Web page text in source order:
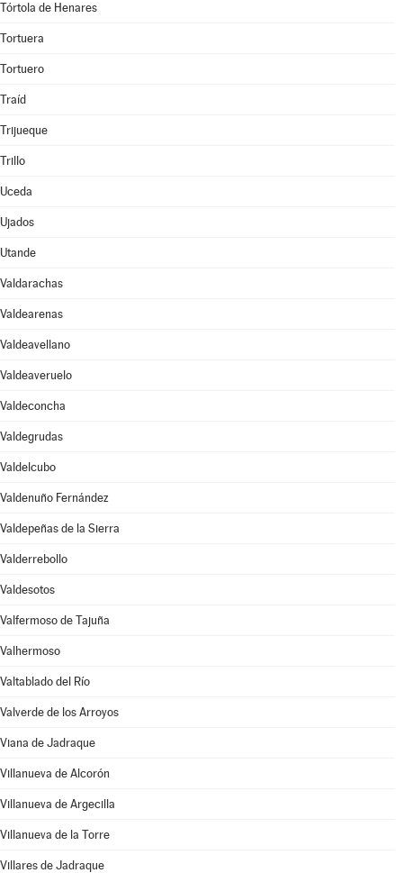
Tórtola de Henares
Tortuera
Tortuero
Traíd
Trijueque
Trillo
Uceda
Ujados
Utande
Valdarachas
Valdearenas
Valdeavellano
Valdeaveruelo
Valdeconcha
Valdegrudas
Valdelcubo
Valdenuño Fernández
Valdepeñas de la Sierra
Valderrebollo
Valdesotos
Valfermoso de Tajuña
Valhermoso
Valtablado del Río
Valverde de los Arroyos
Viana de Jadraque
Villanueva de Alcorón
Villanueva de Argecilla
Villanueva de la Torre
Villares de Jadraque